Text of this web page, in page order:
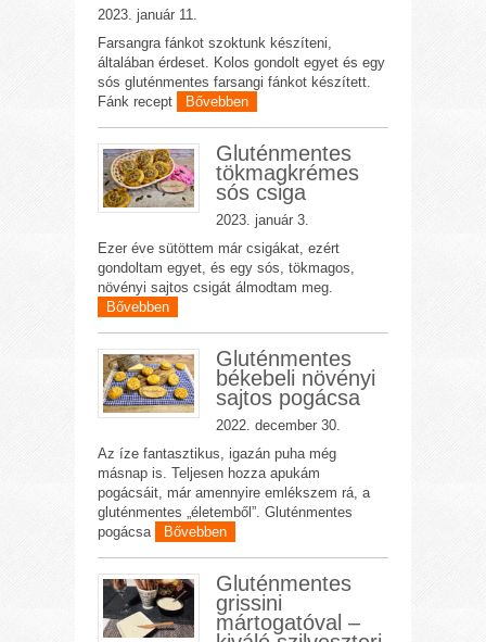
2023. január 11.
Farsangra fánkot szoktunk készíteni,
általában érdeset. Kolos gondolt egyet és egy
sós gluténmentes farsangi fánkot készített.
Fánk recept
Bővebben
Gluténmentes
tökmagkrémes
sós csiga
2023. január 3.
Ezer éve sütöttem már csigákat, ezért
gondoltam egyet, és egy sós, tökmagos,
növényi sajtos csigát álmodtam meg.
Bővebben
Gluténmentes
békebeli növényi
sajtos pogácsa
2022. december 30.
Az íze fantasztikus, igazán puha még
másnap is. Teljesen hozza apukám
pogácsáit, már amennyire emlékszem rá, a
gluténmentes „életemből”. Gluténmentes
pogácsa
Bővebben
Gluténmentes
grissini
mártogatóval –